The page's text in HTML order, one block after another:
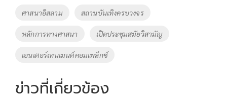
k k
ศาสนาอิสลาม สถานบันเทิงครบวงจร
หลักการทางศาสนา เปิดประชุมสมัยวิสามัญ
เอนเตอร์เทนเมนต์คอมเพล็กซ์
ข่าวที่เกี่ยวข้อง